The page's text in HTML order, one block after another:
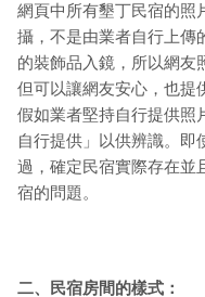
網頁中所有墾丁民宿的照
攝，不是由業者自行上傳
的裝飾品入鏡，所以網友
但可以讓網友安心，也提
假如業者堅持自行提供照
自行提供」以供辨識。即
過，確定民宿實際存在並
宿的問題。
二、民宿房間的樣式：